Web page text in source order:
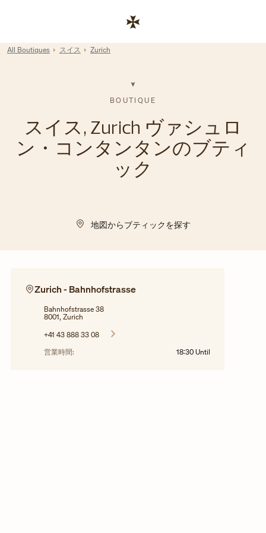
コーポレートサイトへのリンク
Return to Nav
All Boutiques スイス Zurich
BOUTIQUE
スイス, Zurich ヴァシュロ
ン・コンタンタンのブティ
ック
地図からブティックを探す
Zurich - Bahnhofstrasse
Bahnhofstrasse 38
8001, Zurich
+41 43 888 33 08
営業時間:
18:30 Until